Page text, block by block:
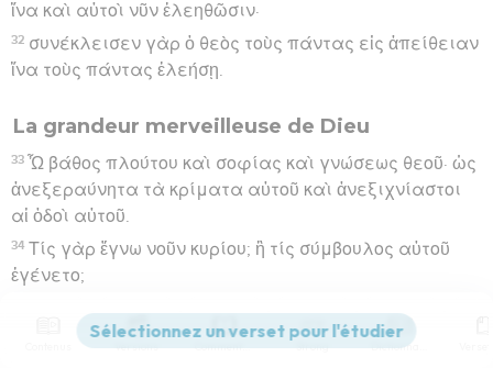
ἵνα καὶ αὐτοὶ νῦν ἐλεηθῶσιν·
32 συνέκλεισεν γὰρ ὁ θεὸς τοὺς πάντας εἰς ἀπείθειαν
ἵνα τοὺς πάντας ἐλεήσῃ.
La grandeur merveilleuse de Dieu
33 Ὦ βάθος πλούτου καὶ σοφίας καὶ γνώσεως θεοῦ· ὡς
ἀνεξεραύνητα τὰ κρίματα αὐτοῦ καὶ ἀνεξιχνίαστοι
αἱ ὁδοὶ αὐτοῦ.
34 Τίς γὰρ ἔγνω νοῦν κυρίου; ἢ τίς σύμβουλος αὐτοῦ
ἐγένετο;
ὅτι ἐξ αὐτοῦ καὶ δι’ αὐτοῦ καὶ εἰς αὐτὸν τὰ πάντα·
Versions Commentaires Strong